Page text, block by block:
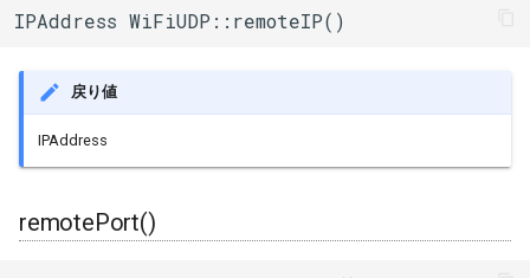
IPAddress WiFiUDP::remoteIP()
戻り値
IPAddress
remotePort()